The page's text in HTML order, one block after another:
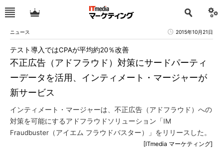
ニュース 2015年10月21日
不正広告（アドフラウド）対策にサードパーティ
ーデータを活用、インティメート・マージャーが
新サービス
テスト導入ではCPAが平均約20％改善
インティメート・マージャーは、不正広告（アドフラウド）への
対策を可能にするアドフラウドソリューション「IM
Fraudbuster（アイエム フラウドバスター）」をリリースした。
[ITmedia マーケティング]